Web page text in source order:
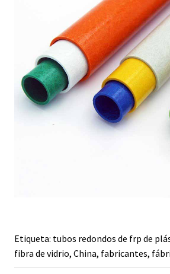
Etiqueta: tubos redondos de frp de
fibra de vidrio, China, fabricantes,